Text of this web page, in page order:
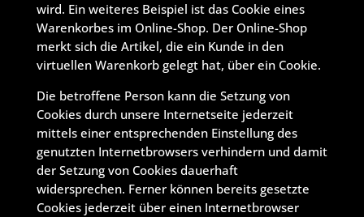
wird. Ein weiteres Beispiel ist das Cookie eines
Warenkorbes im Online-Shop. Der Online-Shop
merkt sich die Artikel, die ein Kunde in den
virtuellen Warenkorb gelegt hat, über ein Cookie.
Die betroffene Person kann die Setzung von
Cookies durch unsere Internetseite jederzeit
mittels einer entsprechenden Einstellung des
genutzten Internetbrowsers verhindern und damit
der Setzung von Cookies dauerhaft
widersprechen. Ferner können bereits gesetzte
Cookies jederzeit über einen Internetbrowser